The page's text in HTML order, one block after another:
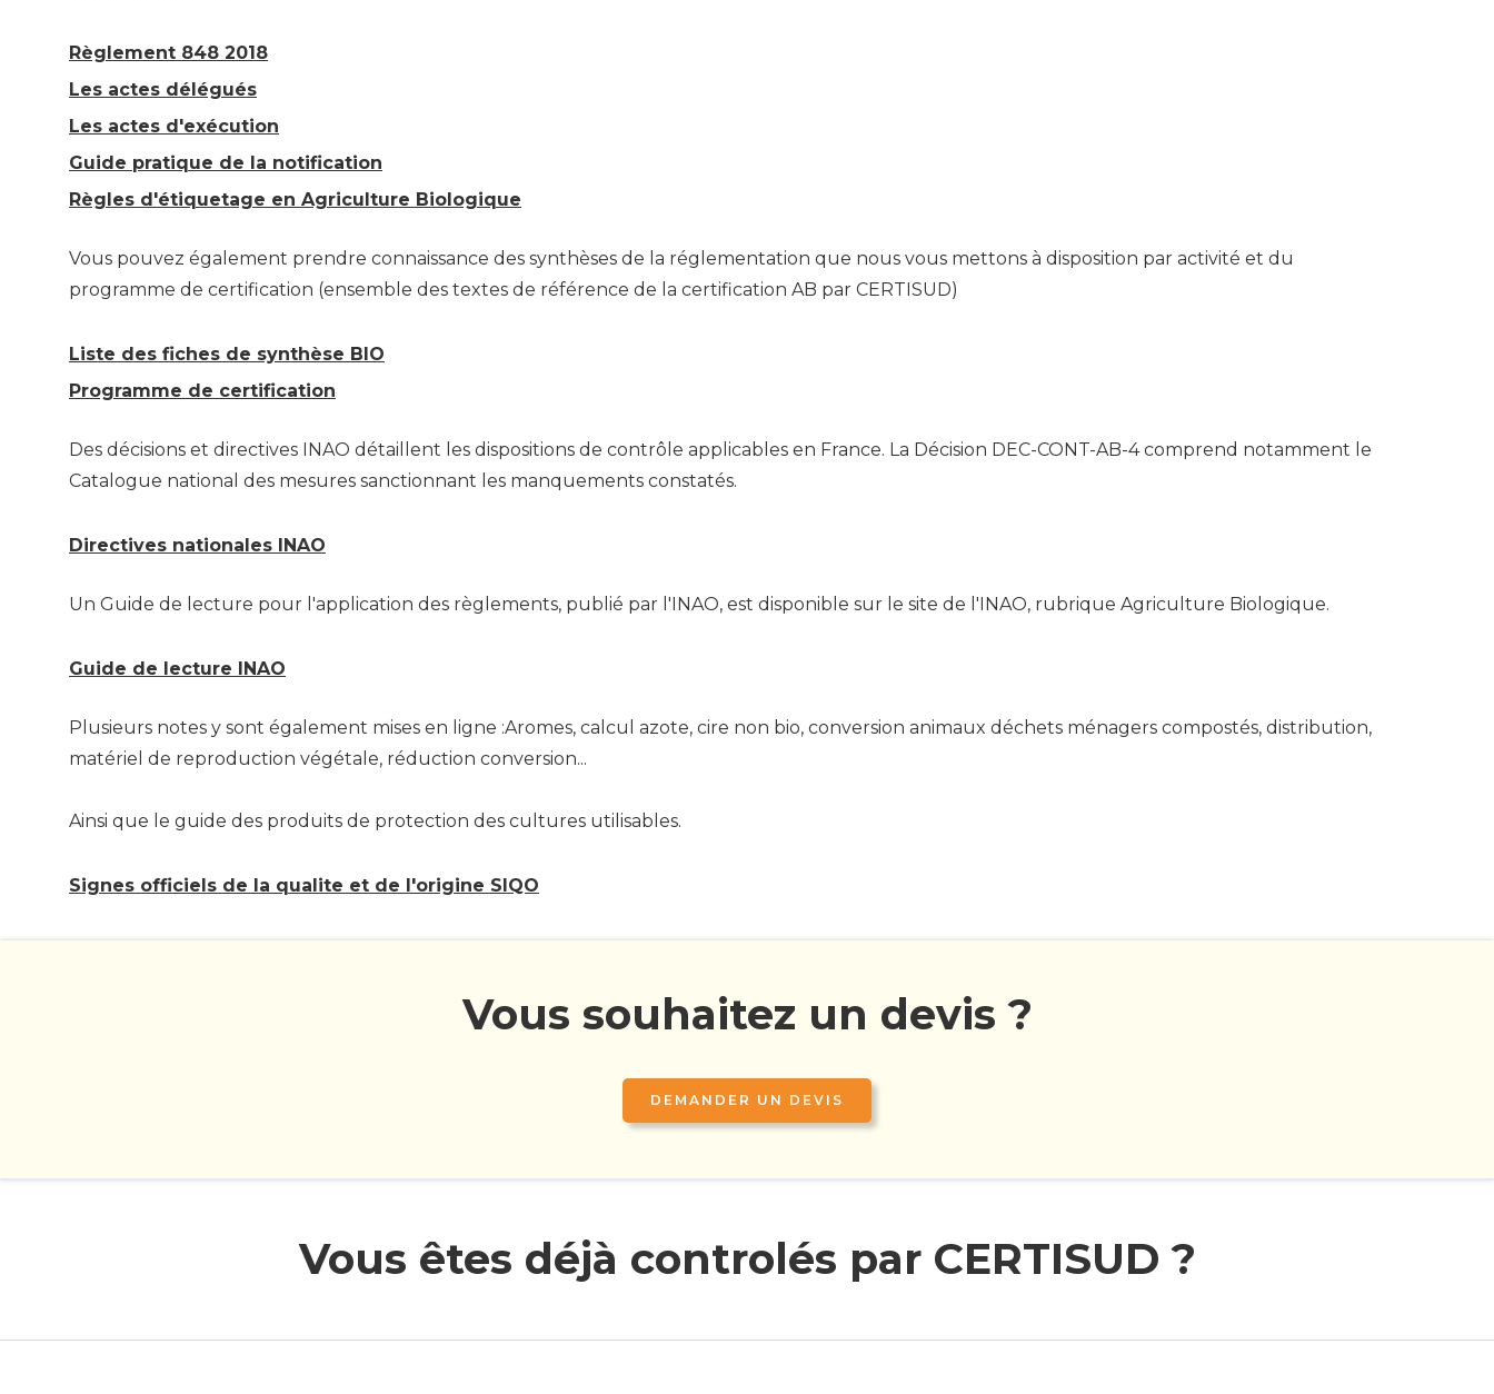
Règlement 848 2018
Les actes délégués
Les actes d'exécution
Guide pratique de la notification
Règles d'étiquetage en Agriculture Biologique
Vous pouvez également prendre connaissance des synthèses de la réglementation que nous vous mettons à disposition par activité et du
programme de certification (ensemble des textes de référence de la certification AB par CERTISUD)
Liste des fiches de synthèse BIO
Programme de certification
Des décisions et directives INAO détaillent les dispositions de contrôle applicables en France. La Décision DEC-CONT-AB-4 comprend notamment le
Catalogue national des mesures sanctionnant les manquements constatés.
Directives nationales INAO
Un Guide de lecture pour l'application des règlements, publié par l'INAO, est disponible sur le site de l'INAO, rubrique Agriculture Biologique.
Guide de lecture INAO
Plusieurs notes y sont également mises en ligne :Aromes, calcul azote, cire non bio, conversion animaux déchets ménagers compostés, distribution,
matériel de reproduction végétale, réduction conversion...
Ainsi que le guide des produits de protection des cultures utilisables.
Signes officiels de la qualite et de l'origine SIQO
Vous souhaitez un devis ?
DEMANDER UN DEVIS
Vous êtes déjà controlés par CERTISUD ?